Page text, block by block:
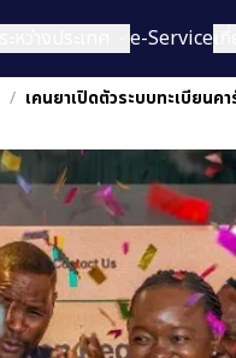
e-Service
/ เคนยาเปิดตัวระบบทะเบียน